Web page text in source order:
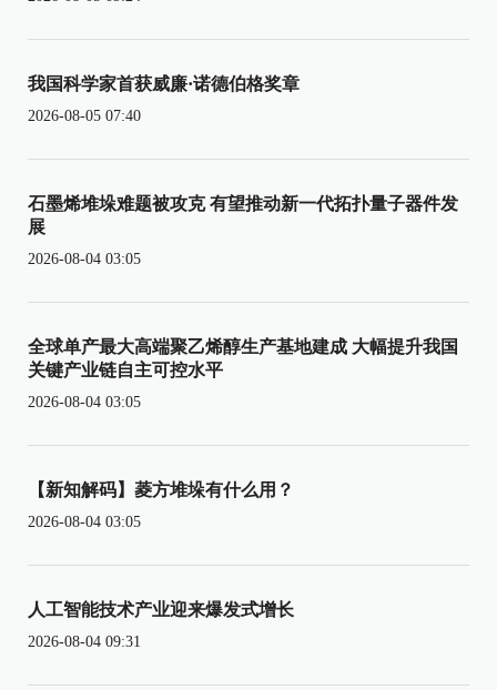
我国科学家首获威廉·诺德伯格奖章
2026-08-05 07:40
石墨烯堆垛难题被攻克 有望推动新一代拓扑量子器件发
展
2026-08-04 03:05
全球单产最大高端聚乙烯醇生产基地建成 大幅提升我国
关键产业链自主可控水平
2026-08-04 03:05
【新知解码】菱方堆垛有什么用？
2026-08-04 03:05
人工智能技术产业迎来爆发式增长
2026-08-04 09:31